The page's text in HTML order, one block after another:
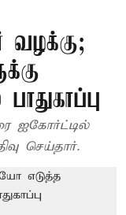
வழக்கு;
ஐகோர்ட்டில்
செய்தார்.